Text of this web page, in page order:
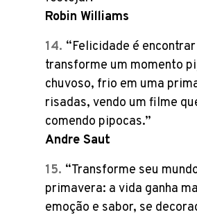
Robin Williams
“Felicidade é
transforme um momento
chuvoso, frio em uma
risadas, vendo um filme
comendo pipocas.”
Andre Saut
“Transforme seu
primavera: a vida ganha
emoção e sabor, se